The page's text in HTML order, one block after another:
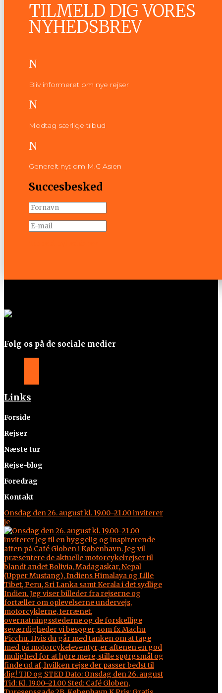
TILMELD DIG VORES
NYHEDSBREV
N
Bliv informeret om nye rejser
N
Modtag særlige tilbud
N
Generelt nyt om M.C Asien
Succesbesked
Følg os på de sociale medier
Links
Forside
Rejser
Næste tur
Rejse-blog
Foredrag
Kontakt
Onsdag den 26. august kl. 19.00–21.00 inviterer
je